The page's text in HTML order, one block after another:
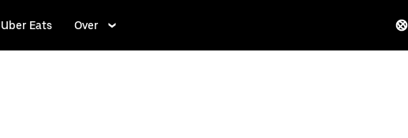
Uber Eats Over